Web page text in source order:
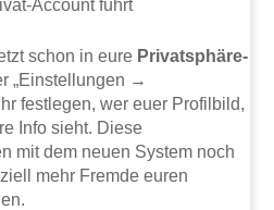
Account führt
schon in eure Privatsphäre-
„Einstellungen →
festlegen, wer euer Profilbild,
Info sieht. Diese
mit dem neuen System noch
mehr Fremde euren